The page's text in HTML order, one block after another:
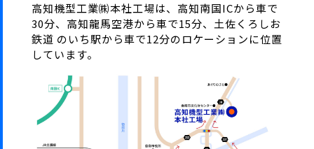
⾼知機型⼯業㈱本社⼯場は、⾼知南国ICから⾞で
30分、⾼知⿓⾺空港から⾞で15分、 ⼟佐くろしお
鉄道 のいち駅から⾞で12分のロケーションに位置
しています。